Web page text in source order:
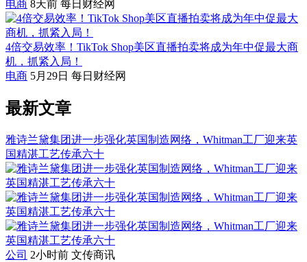
电商 8天前 每日财经网
4倍交易效率！TikTok Shop美区直播拍卖将成为年中促最大商
机，抓紧入局！
电商 5月29日 每日财经网
最新文章
雅诗兰黛集团进一步强化英国制造网络，Whitman工厂迎来英
国精湛工艺传承六十
公司 2小时前 文传商讯